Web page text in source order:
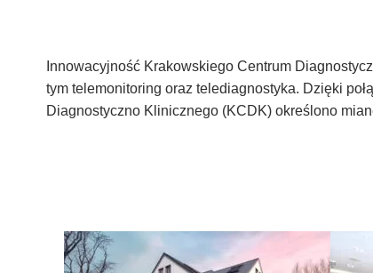
Innowacyjność Krakowskiego Centrum
tym telemonitoring oraz telediagnostyka. Dzięki
Diagnostyczno Klinicznego (KCDK) określono